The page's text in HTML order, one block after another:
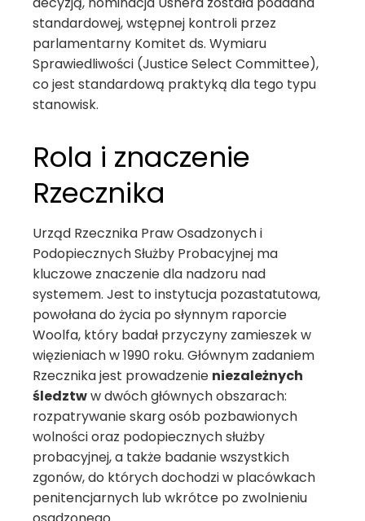
standardowej, wstępnej kontroli przez
parlamentarny Komitet ds. Wymiaru
Sprawiedliwości (Justice Select Committee),
co jest standardową praktyką dla tego typu
stanowisk.
Rola i znaczenie
Rzecznika
Urząd Rzecznika Praw Osadzonych i
Podopiecznych Służby Probacyjnej ma
kluczowe znaczenie dla nadzoru nad
systemem. Jest to instytucja pozastatutowa,
powołana do życia po słynnym raporcie
Woolfa, który badał przyczyny zamieszek w
więzieniach w 1990 roku. Głównym zadaniem
Rzecznika jest prowadzenie niezależnych
śledztww dwóch głównych obszarach:
rozpatrywanie skarg osób pozbawionych
wolności oraz podopiecznych służby
probacyjnej, a także badanie wszystkich
zgonów, do których dochodzi w placówkach
penitencjarnych lub wkrótce po zwolnieniu